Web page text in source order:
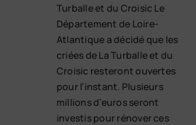
Turballe et du Croisic Le
Département de Loire-
Atlantique a décidé que les
criées de La Turballe et du
Croisic resteront ouvertes
pour l’instant. Plusieurs
millions d’euros seront
investis pour rénover ces